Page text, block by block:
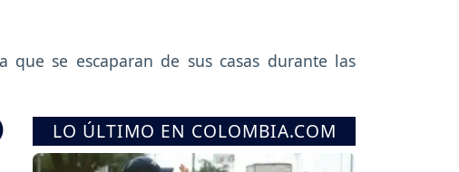
que se escaparan de sus casas durante las
LO ÚLTIMO EN COLOMBIA.COM